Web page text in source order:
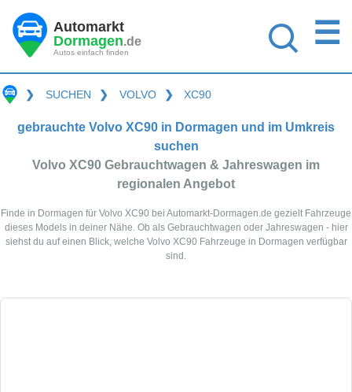
Automarkt
Dormagen.de
Autos einfach finden
☰
❯ SUCHEN ❯ VOLVO ❯ XC90
gebrauchte Volvo XC90 in Dormagen und im Umkreis
suchen
Volvo XC90 Gebrauchtwagen & Jahreswagen im
regionalen Angebot
Finde in Dormagen für Volvo XC90 bei Automarkt-Dormagen.de gezielt Fahrzeuge
dieses Models in deiner Nähe. Ob als Gebrauchtwagen oder Jahreswagen - hier
siehst du auf einen Blick, welche Volvo XC90 Fahrzeuge in Dormagen verfügbar
sind.